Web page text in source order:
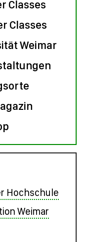
Classes
Classes
Weimar
Hochschule
Weimar